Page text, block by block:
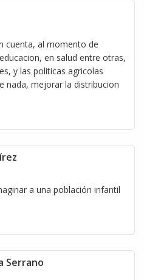
cuenta, al momento de
en salud entre otras,
y las politicas agricolas
nada, mejorar la distribucion
a una población infantil
Serrano